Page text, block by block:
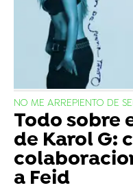
NO ME ARREPIENTO DE
Todo sobre
de Karol G:
a Feid